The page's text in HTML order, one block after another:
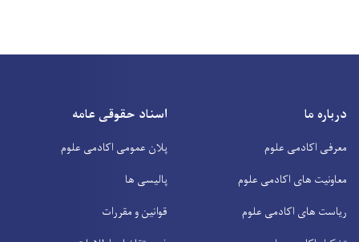
درباره ما
معرفی اکادمی علوم
معاونیت های اکادمی علوم
ریاست های اکادمی علوم
اسناد حقوقی عامه
پلان عمومی اکادمی علوم
پالیسی ها
قوانین و مقررات